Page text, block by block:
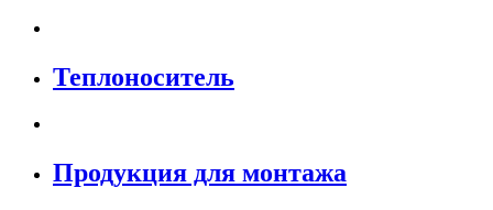
Теплоноситель
Продукция для монтажа